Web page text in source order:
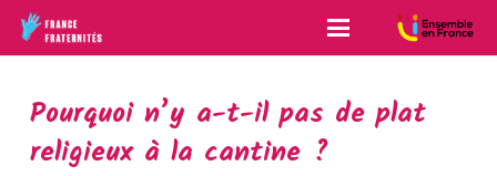
Pourquoi n’y a-t-il pas de plat
religieux à la cantine ?